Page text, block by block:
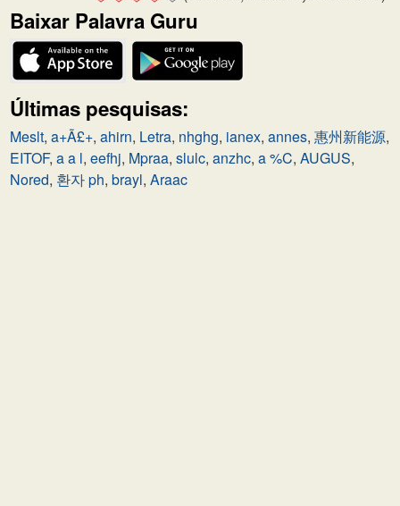
Baixar Palavra Guru
Últimas pesquisas:
Meslt, a+Ã£+, ahirn, Letra, nhghg, ianex, annes, 惠州新能源,
EITOF, a a l, eefhj, Mpraa, slulc, anzhc, a %C, AUGUS,
Nored, 환자 ph, brayl, Araac